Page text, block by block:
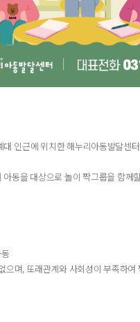
대 인근에 위치한 해누리아동발달센
동을 대상으로 놀이 짝그룹을 함께
으며, 또래관계와 사회성이 부족하